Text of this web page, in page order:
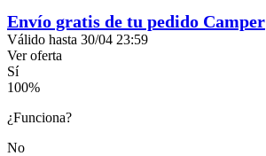
Envío gratis de tu pedido Camper
Válido hasta 30/04 23:59
Ver oferta
Sí
100%
¿Funciona?
No